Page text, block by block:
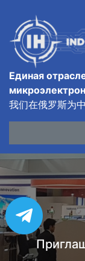
Единая
我们在俄罗斯为